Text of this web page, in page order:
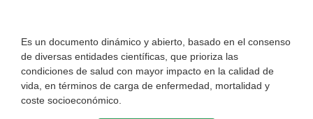
Es un documento dinámico y abierto, basado en el consenso
de diversas entidades científicas, que prioriza las
condiciones de salud con mayor impacto en la calidad de
vida, en términos de carga de enfermedad, mortalidad y
coste socioeconómico.